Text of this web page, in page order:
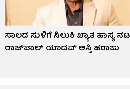
ಸಾಲದ ಸುಳಿಗೆ ಸಿಲುಕಿ ಖ್ಯಾತ ಹಾಸ್ಯ ನಟ
ರಾಜ್‌ಪಾಲ್ ಯಾದವ್ ಆಸ್ತಿ ಹರಾಜು